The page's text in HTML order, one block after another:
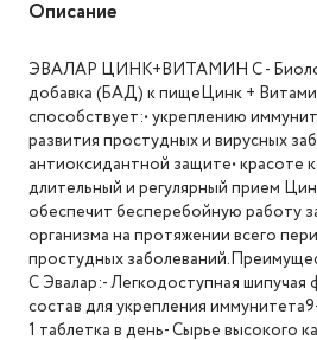
Описание
ЭВАЛАР ЦИНК+ВИТАМИН C -
добавка (БАД) к пищеЦинк +
способствует:• укреплению
развития простудных и вирусных
антиоксидантной защите• красоте
длительный и регулярный прием
обеспечит бесперебойную работу
организма на протяжении всего
простудных
С Эвалар:- Легкодоступная
состав для укрепления
1 таблетка в день- Сырье высокого